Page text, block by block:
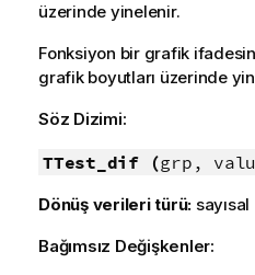
üzerinde yinelenir.
Fonksiyon bir grafik
grafik boyutları üzerinde
Söz Dizimi:
TTest_dif (grp,
Dönüş verileri türü: sayısal
Bağımsız Değişkenler: